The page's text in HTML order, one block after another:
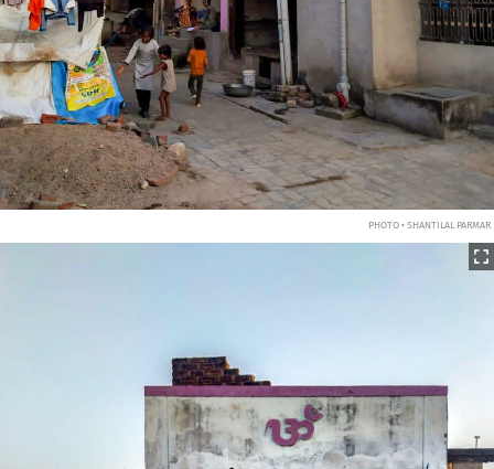
PHOTO • SHANTILAL PARMAR